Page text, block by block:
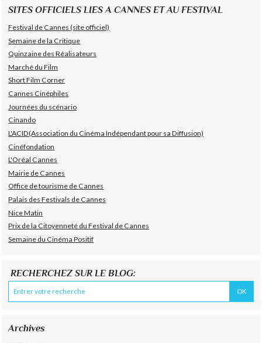
SITES OFFICIELS LIES A CANNES ET AU FESTIVAL
Festival de Cannes (site officiel)
Semaine de la Critique
Quinzaine des Réalisateurs
Marché du Film
Short Film Corner
Cannes Cinéphiles
Journées du scénario
Cinando
L'ACID(Association du Cinéma Indépendant pour sa Diffusion)
Cinéfondation
L'Oréal Cannes
Mairie de Cannes
Office de tourisme de Cannes
Palais des Festivals de Cannes
Nice Matin
Prix de la Citoyenneté du Festival de Cannes
Semaine du Cinéma Positif
RECHERCHEZ SUR LE BLOG:
Archives